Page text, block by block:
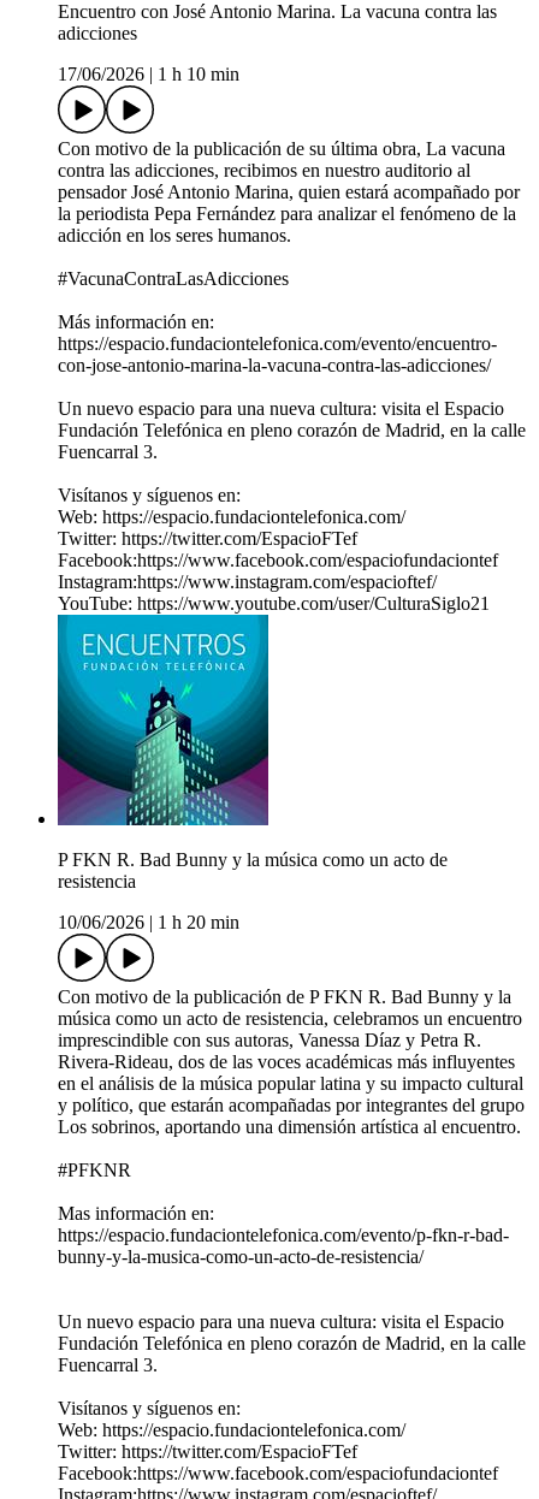
Encuentro con José Antonio Marina. La vacuna contra las
adicciones
17/06/2026
1 h 10 min
Con motivo de la publicación de su última obra, La vacuna
contra las adicciones, recibimos en nuestro auditorio al
pensador José Antonio Marina, quien estará acompañado por
la periodista Pepa Fernández para analizar el fenómeno de la
adicción en los seres humanos.
#VacunaContraLasAdicciones
Más información en:
https://espacio.fundaciontelefonica.com/evento/encuentro-
con-jose-antonio-marina-la-vacuna-contra-las-adicciones/
Un nuevo espacio para una nueva cultura: visita el Espacio
Fundación Telefónica en pleno corazón de Madrid, en la calle
Fuencarral 3.
Visítanos y síguenos en:
Web: https://espacio.fundaciontelefonica.com/
Twitter: https://twitter.com/EspacioFTef
Facebook:https://www.facebook.com/espaciofundaciontef
Instagram:https://www.instagram.com/espacioftef/
YouTube: https://www.youtube.com/user/CulturaSiglo21
P FKN R. Bad Bunny y la música como un acto de
resistencia
10/06/2026
1 h 20 min
Con motivo de la publicación de P FKN R. Bad Bunny y la
música como un acto de resistencia, celebramos un encuentro
imprescindible con sus autoras, Vanessa Díaz y Petra R.
Rivera-Rideau, dos de las voces académicas más influyentes
en el análisis de la música popular latina y su impacto cultural
y político, que estarán acompañadas por integrantes del grupo
Los sobrinos, aportando una dimensión artística al encuentro.
#PFKNR
Mas información en:
https://espacio.fundaciontelefonica.com/evento/p-fkn-r-bad-
bunny-y-la-musica-como-un-acto-de-resistencia/
Un nuevo espacio para una nueva cultura: visita el Espacio
Fundación Telefónica en pleno corazón de Madrid, en la calle
Fuencarral 3.
Visítanos y síguenos en:
Web: https://espacio.fundaciontelefonica.com/
Twitter: https://twitter.com/EspacioFTef
Facebook:https://www.facebook.com/espaciofundaciontef